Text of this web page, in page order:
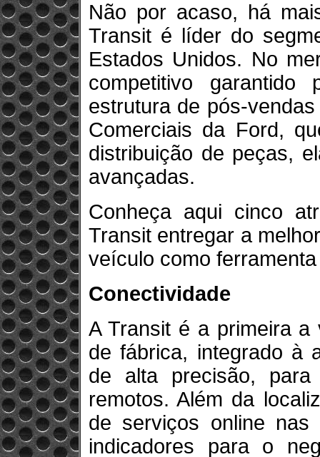
Não por acaso, há
Transit é líder do
Estados Unidos. No
competitivo
estrutura de pós-
Comerciais da Ford,
distribuição de peças,
avançadas.
Conheça aqui cinco
Transit entregar a
veículo como
Conectividade
A Transit é a primeira
de fábrica, integrado à
de alta precisão,
remotos. Além da
de serviços online nas
indicadores para o